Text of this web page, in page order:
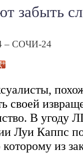
забыть
– СОЧИ-24
своей
В угоду
Луи Каппс
из